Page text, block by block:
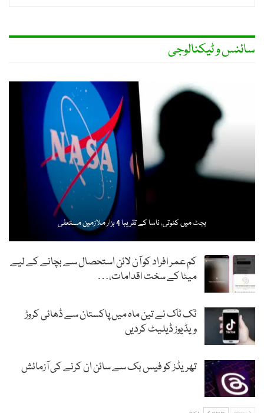
سائنس و ٹیکنالوجی
بجٹ میں کٹوتی، ناسا کے تقریبا 4 ہزار ملازمین مستعفی
کم عمر افراد کو آن لائن استحصال سے بچانے کے لیے
میٹا کے سخت اقدامات،…
ٹک ٹاک نے تین ماہ میں پاکستان سے ڈھائی کروڑ
ویڈیوز ڈیلیٹ کردیں
تھریڈز کو فیس بک سے سائن ان کرنے کی آزمائش